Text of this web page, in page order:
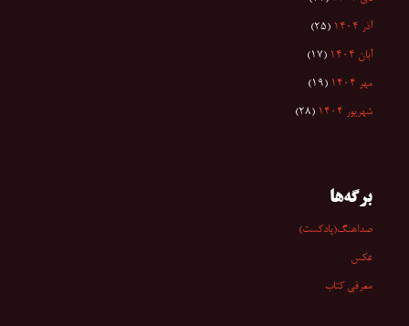
آذر ۱۴۰۴ (۲۵)
آبان ۱۴۰۴ (۱۷)
مهر ۱۴۰۴ (۱۹)
شهریور ۱۴۰۴ (۲۸)
برگه‌ها
صداهنگ(پادکست)
عکس
معرفی کتاب